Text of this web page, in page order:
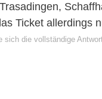
Ticket allerdings
sich die vollständige